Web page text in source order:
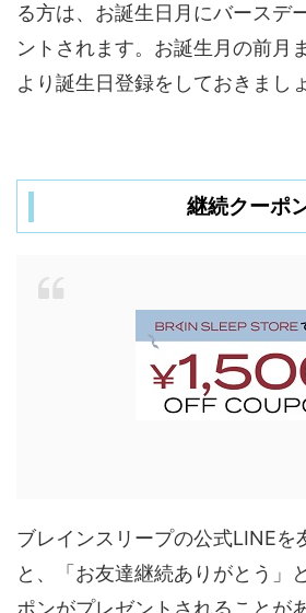
る方は、お誕生日月にバースデ
ントされます。お誕生月の前月
より誕生日登録をしておきまし
継続クーポ
ブレインスリープの公式LINEを
と、「お友達継続ありがとう」
ポンがプレゼントされることが